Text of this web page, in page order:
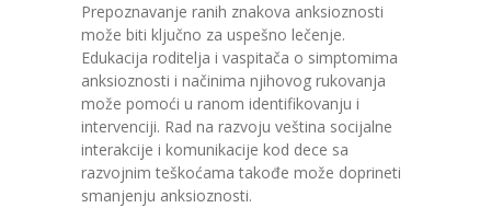
Prepoznavanje ranih znakova anksioznosti
može biti ključno za uspešno lečenje.
Edukacija roditelja i vaspitača o simptomima
anksioznosti i načinima njihovog rukovanja
može pomoći u ranom identifikovanju i
intervenciji. Rad na razvoju veština socijalne
interakcije i komunikacije kod dece sa
razvojnim teškoćama takođe može doprineti
smanjenju anksioznosti.